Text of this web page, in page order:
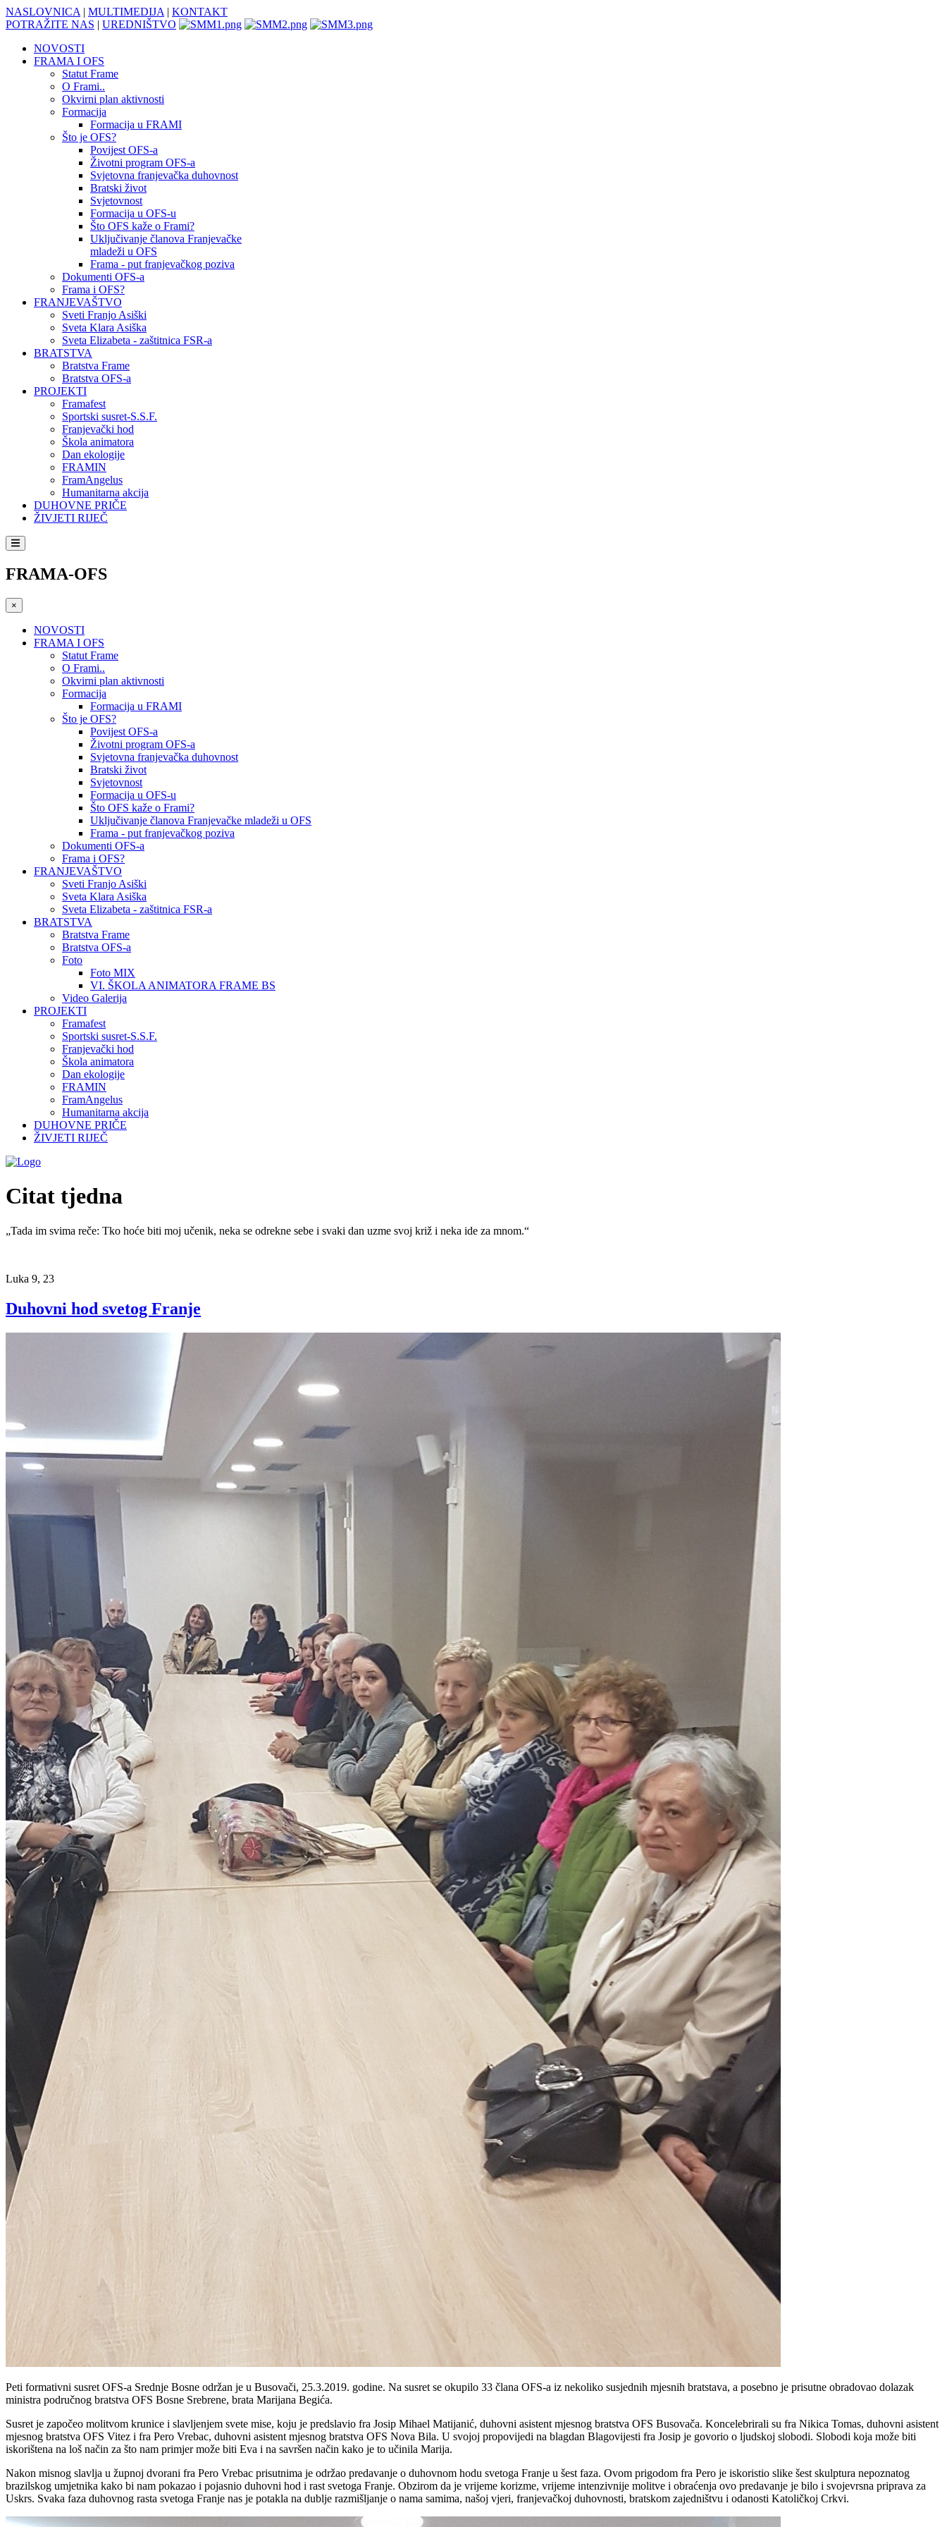
NASLOVNICA | MULTIMEDIJA | KONTAKT
POTRAŽITE NAS | UREDNIŠTVO
NOVOSTI
FRAMA I OFS
Statut Frame
O Frami..
Okvirni plan aktivnosti
Formacija
Formacija u FRAMI
Što je OFS?
Povijest OFS-a
Životni program OFS-a
Svjetovna franjevačka duhovnost
Bratski život
Svjetovnost
Formacija u OFS-u
Što OFS kaže o Frami?
Uključivanje članova Franjevačke
mladeži u OFS
Frama - put franjevačkog poziva
Dokumenti OFS-a
Frama i OFS?
FRANJEVAŠTVO
Sveti Franjo Asiški
Sveta Klara Asiška
Sveta Elizabeta - zaštitnica FSR-a
BRATSTVA
Bratstva Frame
Bratstva OFS-a
PROJEKTI
Framafest
Sportski susret-S.S.F.
Franjevački hod
Škola animatora
Dan ekologije
FRAMIN
FramAngelus
Humanitarna akcija
DUHOVNE PRIČE
ŽIVJETI RIJEČ
FRAMA-OFS
×
NOVOSTI
FRAMA I OFS
Statut Frame
O Frami..
Okvirni plan aktivnosti
Formacija
Formacija u FRAMI
Što je OFS?
Povijest OFS-a
Životni program OFS-a
Svjetovna franjevačka duhovnost
Bratski život
Svjetovnost
Formacija u OFS-u
Što OFS kaže o Frami?
Uključivanje članova Franjevačke mladeži u OFS
Frama - put franjevačkog poziva
Dokumenti OFS-a
Frama i OFS?
FRANJEVAŠTVO
Sveti Franjo Asiški
Sveta Klara Asiška
Sveta Elizabeta - zaštitnica FSR-a
BRATSTVA
Bratstva Frame
Bratstva OFS-a
Foto
Foto MIX
VI. ŠKOLA ANIMATORA FRAME BS
Video Galerija
PROJEKTI
Framafest
Sportski susret-S.S.F.
Franjevački hod
Škola animatora
Dan ekologije
FRAMIN
FramAngelus
Humanitarna akcija
DUHOVNE PRIČE
ŽIVJETI RIJEČ
Citat tjedna
„Tada im svima reče: Tko hoće biti moj učenik, neka se odrekne sebe i svaki dan uzme svoj križ i neka ide za mnom.“
Luka 9, 23
Duhovni hod svetog Franje
Peti formativni susret OFS-a Srednje Bosne održan je u Busovači, 25.3.2019. godine. Na susret se okupilo 33 člana OFS-a iz nekoliko susjednih mjesnih bratstava, a posebno je prisutne obradovao dolazak
ministra područnog bratstva OFS Bosne Srebrene, brata Marijana Begića.
Susret je započeo molitvom krunice i slavljenjem svete mise, koju je predslavio fra Josip Mihael Matijanić, duhovni asistent mjesnog bratstva OFS Busovača. Koncelebrirali su fra Nikica Tomas, duhovni asistent
mjesnog bratstva OFS Vitez i fra Pero Vrebac, duhovni asistent mjesnog bratstva OFS Nova Bila. U svojoj propovijedi na blagdan Blagovijesti fra Josip je govorio o ljudskoj slobodi. Slobodi koja može biti
iskorištena na loš način za što nam primjer može biti Eva i na savršen način kako je to učinila Marija.
Nakon misnog slavlja u župnoj dvorani fra Pero Vrebac prisutnima je održao predavanje o duhovnom hodu svetoga Franje u šest faza. Ovom prigodom fra Pero je iskoristio slike šest skulptura nepoznatog
brazilskog umjetnika kako bi nam pokazao i pojasnio duhovni hod i rast svetoga Franje. Obzirom da je vrijeme korizme, vrijeme intenzivnije molitve i obraćenja ovo predavanje je bilo i svojevrsna priprava za
Uskrs. Svaka faza duhovnog rasta svetoga Franje nas je potakla na dublje razmišljanje o nama samima, našoj vjeri, franjevačkoj duhovnosti, bratskom zajedništvu i odanosti Katoličkoj Crkvi.